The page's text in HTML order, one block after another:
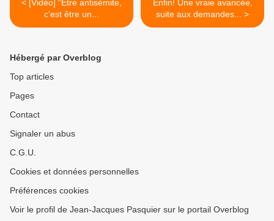
< [Vidéo] “Etre antisémite,
c'est être un...
Enfin! Une vraie avancée,
suite aux demandes... >
Hébergé par Overblog
Top articles
Pages
Contact
Signaler un abus
C.G.U.
Cookies et données personnelles
Préférences cookies
Voir le profil de Jean-Jacques Pasquier sur le portail Overblog